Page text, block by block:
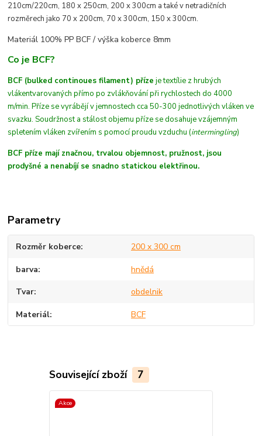
210cm/220cm, 180 x 250cm, 200 x 300cm a také v netradičních
rozměrech jako 70 x 200cm, 70 x 300cm, 150 x 300cm.
Materiál 100% PP BCF /výška koberce 8mm
Co je BCF?
BCF (bulked continoues filament) příze je textílie z hrubých
vlákentvarovanýchpřímo po zvlákňování při rychlostech do 4000
m/min. Příze se vyrábějí v jemnostech cca 50-300 jednotlivých vláken ve
svazku. Soudržnost a stálost objemu příze se dosahuje vzájemným
spletením vláken zvířením s pomocí proudu vzduchu (intermingling)
BCF příze mají značnou, trvalou objemnost, pružnost, jsou
prodyšné a nenabíjí se snadno statickou elektřinou.
Parametry
Rozměr koberce 200 x 300 cm
barva hnědá
Tvar obdelnik
Materiál BCF
Související zboží 7
Akce